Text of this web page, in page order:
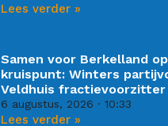
Lees verder »
Samen voor Berkelland op
kruispunt: Winters
Veldhuis fractievoorzitter
6 augustus, 2026 10:33
Lees verder »